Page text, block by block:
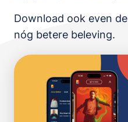
Download ook even de
nóg betere beleving.